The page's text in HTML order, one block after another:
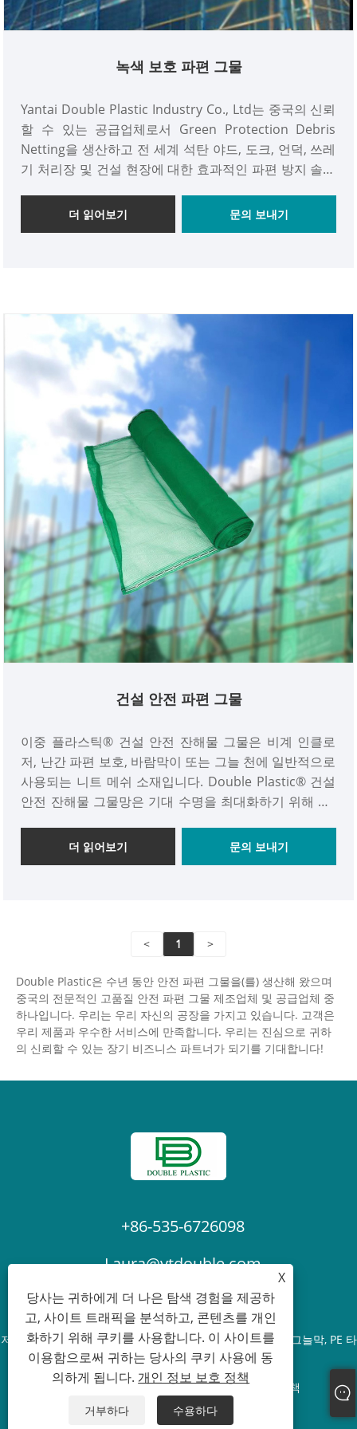
녹색 보호 파편 그물
Yantai Double Plastic Industry Co., Ltd는 중국의 신뢰
할 수 있는 공급업체로서 Green Protection Debris
Netting을 생산하고 전 세계 석탄 야드, 도크, 언덕, 쓰레
기 처리장 및 건설 현장에 대한 효과적인 파편 방지 솔루
합 회사로서 우리 회사는 공장 직접 가격과 좋은 서비스
를 제공할 것입니다. Double Plastic® Green
더 읽어보기 문의 보내기
건설 안전 파편 그물
이중 플라스틱® 건설 안전 잔해물 그물은 비계 인클로
저, 난간 파편 보호, 바람막이 또는 그늘 천에 일반적으로
사용되는 니트 메쉬 소재입니다. Double Plastic® 건설
안전 잔해물 그물망은 기대 수명을 최대화하기 위해 UV
집니다. 니트 메쉬 디자인은 작고 덩어리진 이물질을 억
제하며 찢어지지 않습니다.
더 읽어보기 문의 보내기
< 1 >
Double Plastic은 수년 동안 안전 파편 그물을(를) 생산해 왔으며
중국의 전문적인 고품질 안전 파편 그물 제조업체 및 공급업체 중
하나입니다. 우리는 우리 자신의 공장을 가지고 있습니다. 고객은
우리 제품과 우수한 서비스에 만족합니다. 우리는 진심으로 귀하
의 신뢰할 수 있는 장기 비즈니스 파트너가 되기를 기대합니다!
+86-535-6726098
Laura@ytdouble.com
저작권 © 2022 Yantai Double Plastic Industry Co.,Ltd. - 그늘막, PE 타
포린, 비계 안전망 - 모든 권리 보유.
Links
Sitemap RSS XML 개인 정보 보호 정책
X
당사는 귀하에게 더 나은 탐색 경험을 제공하
고, 사이트 트래픽을 분석하고, 콘텐츠를 개인
화하기 위해 쿠키를 사용합니다. 이 사이트를
이용함으로써 귀하는 당사의 쿠키 사용에 동
의하게 됩니다. 개인 정보 보호 정책
거부하다 수용하다